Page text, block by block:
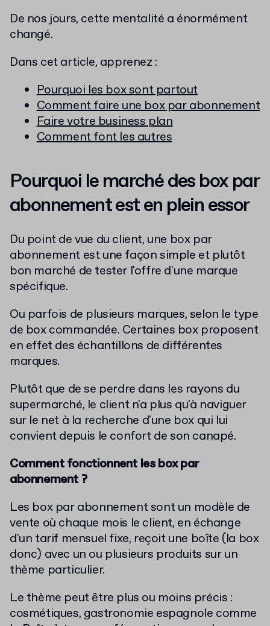
De nos jours, cette mentalité a énormément
changé.
Dans cet article, apprenez :
Pourquoi les box sont partout
Comment faire une box par abonnement
Faire votre business plan
Comment font les autres
Pourquoi le marché des box par
abonnement est en plein essor
Du point de vue du client, une box par
abonnement est une façon simple et plutôt
bon marché de tester l'offre d'une marque
spécifique.
Ou parfois de plusieurs marques, selon le type
de box commandée. Certaines box proposent
en effet des échantillons de différentes
marques.
Plutôt que de se perdre dans les rayons du
supermarché, le client n'a plus qu'à naviguer
sur le net à la recherche d'une box qui lui
convient depuis le confort de son canapé.
Comment fonctionnent les box par
abonnement ?
Les box par abonnement sont un modèle de
vente où chaque mois le client, en échange
d'un tarif mensuel fixe, reçoit une boîte (la box
donc) avec un ou plusieurs produits sur un
thème particulier.
Le thème peut être plus ou moins précis :
cosmétiques, gastronomie espagnole comme